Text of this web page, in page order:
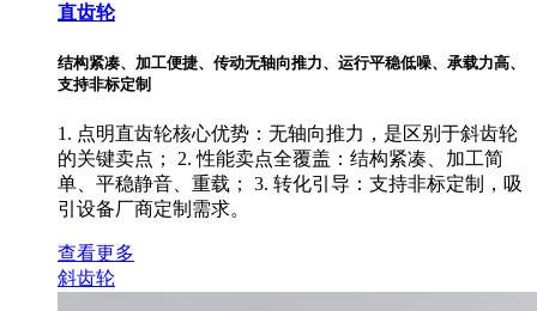
直齿轮
结构紧凑、加工便捷、传动无轴向推力、运行平稳低噪、承载力高、
支持非标定制
1. 点明直齿轮核心优势：无轴向推力，是区别于斜齿轮
的关键卖点； 2. 性能卖点全覆盖：结构紧凑、加工简
单、平稳静音、重载； 3. 转化引导：支持非标定制，吸
引设备厂商定制需求。
查看更多
斜齿轮